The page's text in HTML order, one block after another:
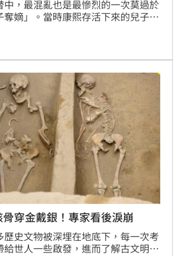
中，最混亂也是最慘烈的一次莫過於
奪嫡」。當時康熙存活下來的兒子有
，在康熙帝去世後繼承皇位，是為
王了。(記者唐家興)
穿金戴銀！專家看後淚崩
歷史文物被深埋在地底下，每一次考
給世人一些啟發，進而了解古文明的